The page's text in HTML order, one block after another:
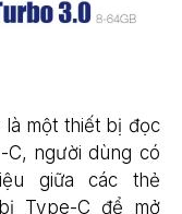
một thiết bị đọc
người dùng có
giữa các thẻ
Type-C để mở